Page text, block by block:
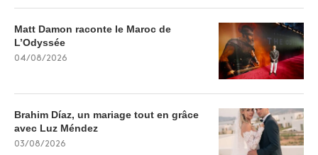
Matt Damon raconte le Maroc de
L’Odyssée
04/08/2026
Brahim Díaz, un mariage tout en grâce
avec Luz Méndez
03/08/2026